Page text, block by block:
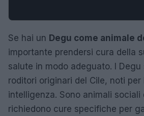
Se hai un Degu come animale
importante prendersi cura della
salute in modo adeguato. I
roditori originari del Cile, noti
intelligenza. Sono animali
richiedono cure specifiche per